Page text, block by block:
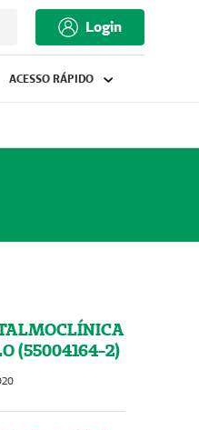
Login
ACESSO RÁPIDO
(55004164-2)